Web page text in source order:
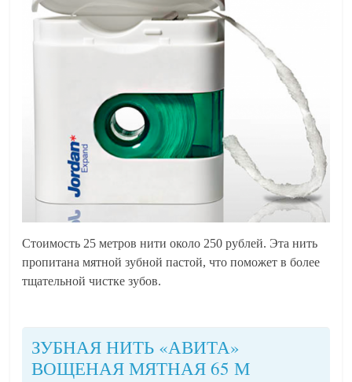
Стоимость 25 метров нити около 250 рублей. Эта нить
пропитана мятной зубной пастой, что поможет в более
тщательной чистке зубов.
ЗУБНАЯ НИТЬ «АВИТА»
ВОЩЕНАЯ МЯТНАЯ 65 М